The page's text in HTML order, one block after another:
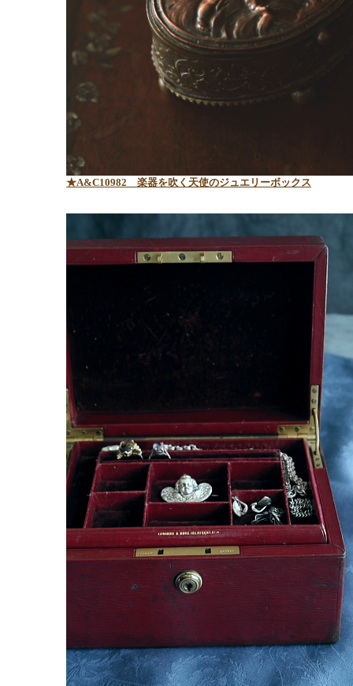
★A&C10982 楽器を吹く天使のジュエリーボックス